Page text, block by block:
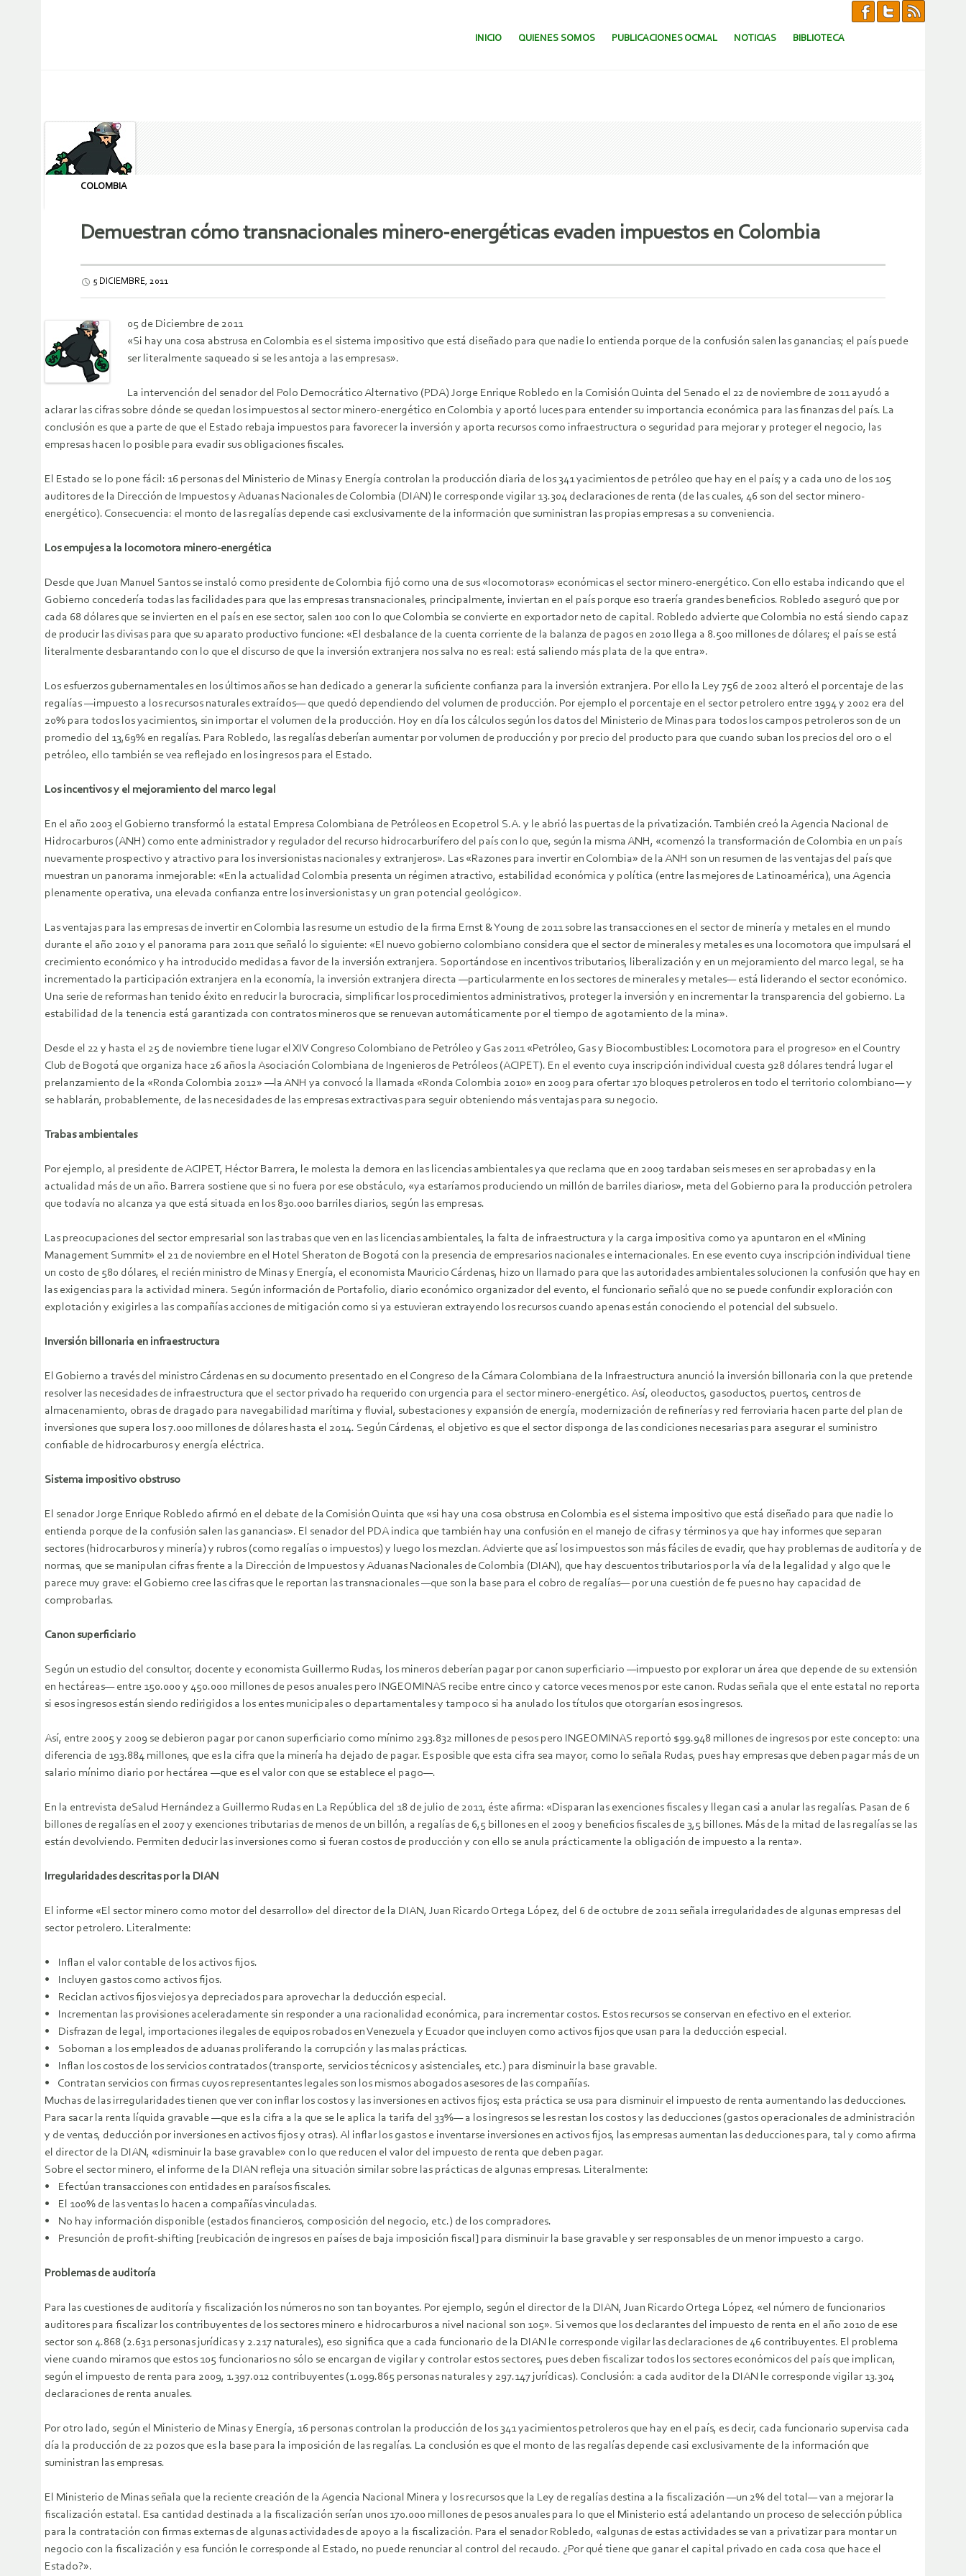
SALTAR AL CONTENIDO.
INICIO QUIENES SOMOS PUBLICACIONES OCMAL NOTICIAS BIBLIOTECA
COLOMBIA
Demuestran cómo transnacionales minero-energéticas evaden impuestos en Colombia
5 DICIEMBRE, 2011
05 de Diciembre de 2011
«Si hay una cosa abstrusa en Colombia es el sistema impositivo que está diseñado para que nadie lo entienda porque de la confusión salen las ganancias; el país puede
ser literalmente saqueado si se les antoja a las empresas».
La intervención del senador del Polo Democrático Alternativo (PDA) Jorge Enrique Robledo en la Comisión Quinta del Senado el 22 de noviembre de 2011 ayudó a
aclarar las cifras sobre dónde se quedan los impuestos al sector minero-energético en Colombia y aportó luces para entender su importancia económica para las finanzas del país. La
conclusión es que a parte de que el Estado rebaja impuestos para favorecer la inversión y aporta recursos como infraestructura o seguridad para mejorar y proteger el negocio, las
empresas hacen lo posible para evadir sus obligaciones fiscales.
El Estado se lo pone fácil: 16 personas del Ministerio de Minas y Energía controlan la producción diaria de los 341 yacimientos de petróleo que hay en el país; y a cada uno de los 105
auditores de la Dirección de Impuestos y Aduanas Nacionales de Colombia (DIAN) le corresponde vigilar 13.304 declaraciones de renta (de las cuales, 46 son del sector minero-
energético). Consecuencia: el monto de las regalías depende casi exclusivamente de la información que suministran las propias empresas a su conveniencia.
Los empujes a la locomotora minero-energética
Desde que Juan Manuel Santos se instaló como presidente de Colombia fijó como una de sus «locomotoras» económicas el sector minero-energético. Con ello estaba indicando que el
Gobierno concedería todas las facilidades para que las empresas transnacionales, principalmente, inviertan en el país porque eso traería grandes beneficios. Robledo aseguró que por
cada 68 dólares que se invierten en el país en ese sector, salen 100 con lo que Colombia se convierte en exportador neto de capital. Robledo advierte que Colombia no está siendo capaz
de producir las divisas para que su aparato productivo funcione: «El desbalance de la cuenta corriente de la balanza de pagos en 2010 llega a 8.500 millones de dólares; el país se está
literalmente desbarantando con lo que el discurso de que la inversión extranjera nos salva no es real: está saliendo más plata de la que entra».
Los esfuerzos gubernamentales en los últimos años se han dedicado a generar la suficiente confianza para la inversión extranjera. Por ello la Ley 756 de 2002 alteró el porcentaje de las
regalías —impuesto a los recursos naturales extraídos— que quedó dependiendo del volumen de producción. Por ejemplo el porcentaje en el sector petrolero entre 1994 y 2002 era del
20% para todos los yacimientos, sin importar el volumen de la producción. Hoy en día los cálculos según los datos del Ministerio de Minas para todos los campos petroleros son de un
promedio del 13,69% en regalías. Para Robledo, las regalías deberían aumentar por volumen de producción y por precio del producto para que cuando suban los precios del oro o el
petróleo, ello también se vea reflejado en los ingresos para el Estado.
Los incentivos y el mejoramiento del marco legal
En el año 2003 el Gobierno transformó la estatal Empresa Colombiana de Petróleos en Ecopetrol S.A. y le abrió las puertas de la privatización. También creó la Agencia Nacional de
Hidrocarburos (ANH) como ente administrador y regulador del recurso hidrocarburífero del país con lo que, según la misma ANH, «comenzó la transformación de Colombia en un país
nuevamente prospectivo y atractivo para los inversionistas nacionales y extranjeros». Las «Razones para invertir en Colombia» de la ANH son un resumen de las ventajas del país que
muestran un panorama inmejorable: «En la actualidad Colombia presenta un régimen atractivo, estabilidad económica y política (entre las mejores de Latinoamérica), una Agencia
plenamente operativa, una elevada confianza entre los inversionistas y un gran potencial geológico».
Las ventajas para las empresas de invertir en Colombia las resume un estudio de la firma Ernst & Young de 2011 sobre las transacciones en el sector de minería y metales en el mundo
durante el año 2010 y el panorama para 2011 que señaló lo siguiente: «El nuevo gobierno colombiano considera que el sector de minerales y metales es una locomotora que impulsará el
crecimiento económico y ha introducido medidas a favor de la inversión extranjera. Soportándose en incentivos tributarios, liberalización y en un mejoramiento del marco legal, se ha
incrementado la participación extranjera en la economía, la inversión extranjera directa —particularmente en los sectores de minerales y metales— está liderando el sector económico.
Una serie de reformas han tenido éxito en reducir la burocracia, simplificar los procedimientos administrativos, proteger la inversión y en incrementar la transparencia del gobierno. La
estabilidad de la tenencia está garantizada con contratos mineros que se renuevan automáticamente por el tiempo de agotamiento de la mina».
Desde el 22 y hasta el 25 de noviembre tiene lugar el XIV Congreso Colombiano de Petróleo y Gas 2011 «Petróleo, Gas y Biocombustibles: Locomotora para el progreso» en el Country
Club de Bogotá que organiza hace 26 años la Asociación Colombiana de Ingenieros de Petróleos (ACIPET). En el evento cuya inscripción individual cuesta 928 dólares tendrá lugar el
prelanzamiento de la «Ronda Colombia 2012» —la ANH ya convocó la llamada «Ronda Colombia 2010» en 2009 para ofertar 170 bloques petroleros en todo el territorio colombiano— y
se hablarán, probablemente, de las necesidades de las empresas extractivas para seguir obteniendo más ventajas para su negocio.
Trabas ambientales
Por ejemplo, al presidente de ACIPET, Héctor Barrera, le molesta la demora en las licencias ambientales ya que reclama que en 2009 tardaban seis meses en ser aprobadas y en la
actualidad más de un año. Barrera sostiene que si no fuera por ese obstáculo, «ya estaríamos produciendo un millón de barriles diarios», meta del Gobierno para la producción petrolera
que todavía no alcanza ya que está situada en los 830.000 barriles diarios, según las empresas.
Las preocupaciones del sector empresarial son las trabas que ven en las licencias ambientales, la falta de infraestructura y la carga impositiva como ya apuntaron en el «Mining
Management Summit» el 21 de noviembre en el Hotel Sheraton de Bogotá con la presencia de empresarios nacionales e internacionales. En ese evento cuya inscripción individual tiene
un costo de 580 dólares, el recién ministro de Minas y Energía, el economista Mauricio Cárdenas, hizo un llamado para que las autoridades ambientales solucionen la confusión que hay en
las exigencias para la actividad minera. Según información de Portafolio, diario económico organizador del evento, el funcionario señaló que no se puede confundir exploración con
explotación y exigirles a las compañías acciones de mitigación como si ya estuvieran extrayendo los recursos cuando apenas están conociendo el potencial del subsuelo.
Inversión billonaria en infraestructura
El Gobierno a través del ministro Cárdenas en su documento presentado en el Congreso de la Cámara Colombiana de la Infraestructura anunció la inversión billonaria con la que pretende
resolver las necesidades de infraestructura que el sector privado ha requerido con urgencia para el sector minero-energético. Así, oleoductos, gasoductos, puertos, centros de
almacenamiento, obras de dragado para navegabilidad marítima y fluvial, subestaciones y expansión de energía, modernización de refinerías y red ferroviaria hacen parte del plan de
inversiones que supera los 7.000 millones de dólares hasta el 2014. Según Cárdenas, el objetivo es que el sector disponga de las condiciones necesarias para asegurar el suministro
confiable de hidrocarburos y energía eléctrica.
Sistema impositivo obstruso
El senador Jorge Enrique Robledo afirmó en el debate de la Comisión Quinta que «si hay una cosa obstrusa en Colombia es el sistema impositivo que está diseñado para que nadie lo
entienda porque de la confusión salen las ganancias». El senador del PDA indica que también hay una confusión en el manejo de cifras y términos ya que hay informes que separan
sectores (hidrocarburos y minería) y rubros (como regalías o impuestos) y luego los mezclan. Advierte que así los impuestos son más fáciles de evadir, que hay problemas de auditoría y de
normas, que se manipulan cifras frente a la Dirección de Impuestos y Aduanas Nacionales de Colombia (DIAN), que hay descuentos tributarios por la vía de la legalidad y algo que le
parece muy grave: el Gobierno cree las cifras que le reportan las transnacionales —que son la base para el cobro de regalías— por una cuestión de fe pues no hay capacidad de
comprobarlas.
Canon superficiario
Según un estudio del consultor, docente y economista Guillermo Rudas, los mineros deberían pagar por canon superficiario —impuesto por explorar un área que depende de su extensión
en hectáreas— entre 150.000 y 450.000 millones de pesos anuales pero INGEOMINAS recibe entre cinco y catorce veces menos por este canon. Rudas señala que el ente estatal no reporta
si esos ingresos están siendo redirigidos a los entes municipales o departamentales y tampoco si ha anulado los títulos que otorgarían esos ingresos.
Así, entre 2005 y 2009 se debieron pagar por canon superficiario como mínimo 293.832 millones de pesos pero INGEOMINAS reportó $99.948 millones de ingresos por este concepto: una
diferencia de 193.884 millones, que es la cifra que la minería ha dejado de pagar. Es posible que esta cifra sea mayor, como lo señala Rudas, pues hay empresas que deben pagar más de un
salario mínimo diario por hectárea —que es el valor con que se establece el pago—.
En la entrevista deSalud Hernández a Guillermo Rudas en La República del 18 de julio de 2011, éste afirma: «Disparan las exenciones fiscales y llegan casi a anular las regalías. Pasan de 6
billones de regalías en el 2007 y exenciones tributarias de menos de un billón, a regalías de 6,5 billones en el 2009 y beneficios fiscales de 3,5 billones. Más de la mitad de las regalías se las
están devolviendo. Permiten deducir las inversiones como si fueran costos de producción y con ello se anula prácticamente la obligación de impuesto a la renta».
Irregularidades descritas por la DIAN
El informe «El sector minero como motor del desarrollo» del director de la DIAN, Juan Ricardo Ortega López, del 6 de octubre de 2011 señala irregularidades de algunas empresas del
sector petrolero. Literalmente:
• Inflan el valor contable de los activos fijos.
• Incluyen gastos como activos fijos.
• Reciclan activos fijos viejos ya depreciados para aprovechar la deducción especial.
• Incrementan las provisiones aceleradamente sin responder a una racionalidad económica, para incrementar costos. Estos recursos se conservan en efectivo en el exterior.
• Disfrazan de legal, importaciones ilegales de equipos robados en Venezuela y Ecuador que incluyen como activos fijos que usan para la deducción especial.
• Sobornan a los empleados de aduanas proliferando la corrupción y las malas prácticas.
• Inflan los costos de los servicios contratados (transporte, servicios técnicos y asistenciales, etc.) para disminuir la base gravable.
• Contratan servicios con firmas cuyos representantes legales son los mismos abogados asesores de las compañías.
Muchas de las irregularidades tienen que ver con inflar los costos y las inversiones en activos fijos; esta práctica se usa para disminuir el impuesto de renta aumentando las deducciones.
Para sacar la renta líquida gravable —que es la cifra a la que se le aplica la tarifa del 33%— a los ingresos se les restan los costos y las deducciones (gastos operacionales de administración
y de ventas, deducción por inversiones en activos fijos y otras). Al inflar los gastos e inventarse inversiones en activos fijos, las empresas aumentan las deducciones para, tal y como afirma
el director de la DIAN, «disminuir la base gravable» con lo que reducen el valor del impuesto de renta que deben pagar.
Sobre el sector minero, el informe de la DIAN refleja una situación similar sobre las prácticas de algunas empresas. Literalmente:
• Efectúan transacciones con entidades en paraísos fiscales.
• El 100% de las ventas lo hacen a compañías vinculadas.
• No hay información disponible (estados financieros, composición del negocio, etc.) de los compradores.
• Presunción de profit-shifting [reubicación de ingresos en países de baja imposición fiscal] para disminuir la base gravable y ser responsables de un menor impuesto a cargo.
Problemas de auditoría
Para las cuestiones de auditoría y fiscalización los números no son tan boyantes. Por ejemplo, según el director de la DIAN, Juan Ricardo Ortega López, «el número de funcionarios
auditores para fiscalizar los contribuyentes de los sectores minero e hidrocarburos a nivel nacional son 105». Si vemos que los declarantes del impuesto de renta en el año 2010 de ese
sector son 4.868 (2.631 personas jurídicas y 2.217 naturales), eso significa que a cada funcionario de la DIAN le corresponde vigilar las declaraciones de 46 contribuyentes. El problema
viene cuando miramos que estos 105 funcionarios no sólo se encargan de vigilar y controlar estos sectores, pues deben fiscalizar todos los sectores económicos del país que implican,
según el impuesto de renta para 2009, 1.397.012 contribuyentes (1.099.865 personas naturales y 297.147 jurídicas). Conclusión: a cada auditor de la DIAN le corresponde vigilar 13.304
declaraciones de renta anuales.
Por otro lado, según el Ministerio de Minas y Energía, 16 personas controlan la producción de los 341 yacimientos petroleros que hay en el país, es decir, cada funcionario supervisa cada
día la producción de 22 pozos que es la base para la imposición de las regalías. La conclusión es que el monto de las regalías depende casi exclusivamente de la información que
suministran las empresas.
El Ministerio de Minas señala que la reciente creación de la Agencia Nacional Minera y los recursos que la Ley de regalías destina a la fiscalización —un 2% del total— van a mejorar la
fiscalización estatal. Esa cantidad destinada a la fiscalización serían unos 170.000 millones de pesos anuales para lo que el Ministerio está adelantando un proceso de selección pública
para la contratación con firmas externas de algunas actividades de apoyo a la fiscalización. Para el senador Robledo, «algunas de estas actividades se van a privatizar para montar un
negocio con la fiscalización y esa función le corresponde al Estado, no puede renunciar al control del recaudo. ¿Por qué tiene que ganar el capital privado en cada cosa que hace el
Estado?».